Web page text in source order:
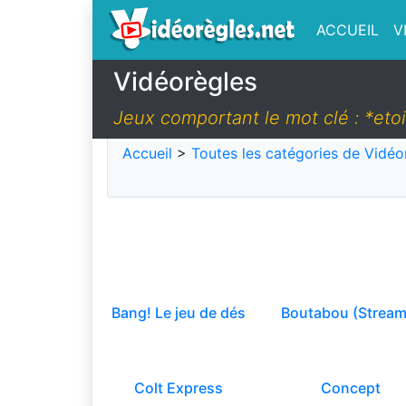
ACCUEIL
Vidéorègles
Jeux comportant le mot clé :
Accueil > Toutes les catégories de
Bang! Le jeu de dés Boutabou
Colt Express Concept